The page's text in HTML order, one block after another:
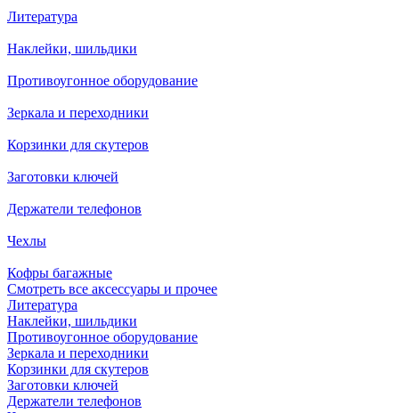
Литература
Наклейки, шильдики
Противоугонное оборудование
Зеркала и переходники
Корзинки для скутеров
Заготовки ключей
Держатели телефонов
Чехлы
Кофры багажные
Смотреть все аксессуары и прочее
Литература
Наклейки, шильдики
Противоугонное оборудование
Зеркала и переходники
Корзинки для скутеров
Заготовки ключей
Держатели телефонов